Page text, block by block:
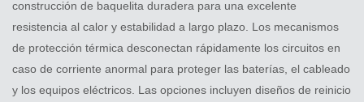
construcción de baquelita duradera para una excelente
resistencia al calor y estabilidad a largo plazo. Los mecanismos
de protección térmica desconectan rápidamente los circuitos en
caso de corriente anormal para proteger las baterías, el cableado
y los equipos eléctricos. Las opciones incluyen diseños de reinicio